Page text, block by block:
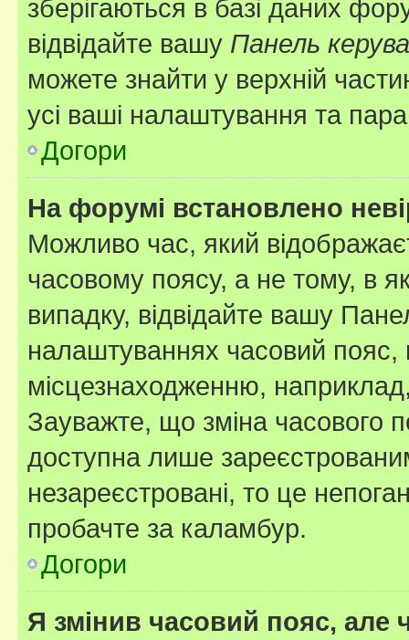
зберігаються в базі даних
відвідайте вашу Панель
можете знайти у верхній
усі ваші налаштування та
Догори
На форумі встановлено
Можливо час, який
часовому поясу, а не тому, в
випадку, відвідайте вашу
налаштуваннях часовий пояс,
місцезнаходженню,
Зауважте, що зміна часового
доступна лише
незареєстровані, то це
пробачте за каламбур.
Догори
Я змінив часовий пояс, але